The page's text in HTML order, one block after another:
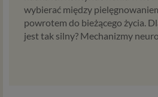
wybierać między
powrotem do bieżącego życia.
jest tak silny? Mechanizmy
zestawianie w profile
aktywności na stronach
zgody, Twoje dane, w tym zebrane
aktywności na stronach
wykorzystywane do
i usług naszych Partnerów